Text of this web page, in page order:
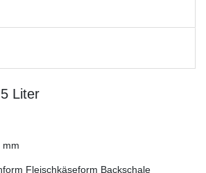
Liter
Fleischkäseform Backschale